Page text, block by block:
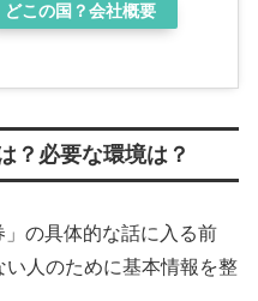
どこの国？会社概要
？必要な環境は？
」の具体的な話に入る前
人のために基本情報を整